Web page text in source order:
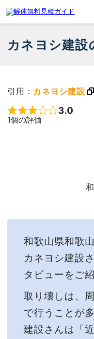
カネヨシ建設
引用： カネヨシ建設
Rated 3 out of 5
3.0
1個の評価
和歌山県和歌
カネヨシ建設
タビューをご
取り壊しは、
で行うことが
建設さんは「